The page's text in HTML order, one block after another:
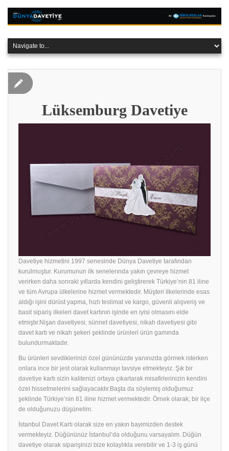
Lüksemburg Davetiye
Davetiye hizmetini 1997 senesinde Dünya Davetiye tarafından
kurulmuştur. Kurumunun ilk senelerında yakın çevreye hizmet
verirken daha sonraki yıllarda kendini geliştirerek Türkiye’nin 81 iline
ve tüm Avrupa ülkelerine hizmet vermektedir. Müşteri ilkelerinde esas
aldığı işini dürüst yapma, hızlı teslimat ve kargo, güvenli alışveriş ve
basit sipariş ilkeleri davet kartının işinde en iyisi olmasını elde
etmiştır.Nişan davetiyesi, sünnet davetiyesi, nikah davetiyesi gibi
davet kartı ve nikah şekeri şeklinde ürünleri ürün gamında
bulundurmaktadır.
Bu ürünleri sevdiklerinizi özel gününüzde yanınızda görmek isterken
onlara ince bir jest olarak kullanmayı tavsiye etmekteyiz. Şık bir
davetiye kartı sizin kalitenizi ortaya çıkartarak misafirlerinizin kendini
özel hissetmelerini sağlayacaktır.Başta da söylemiş olduğumuz
şeklinde Türkiye’nin 81 iline hizmet vermektedir. Örnek olarak; bir ilçe
de olduğunuzu düşünelim.
İstanbul Davet Kartı olarak size en yakın bayimizden destek
vermekteyiz. Düğününüz İstanbul’da olduğunu varsayalım. Düğün
davetiye olarak siparişinizi bize kolaylıkla verebilir ve 1-3 iş günü